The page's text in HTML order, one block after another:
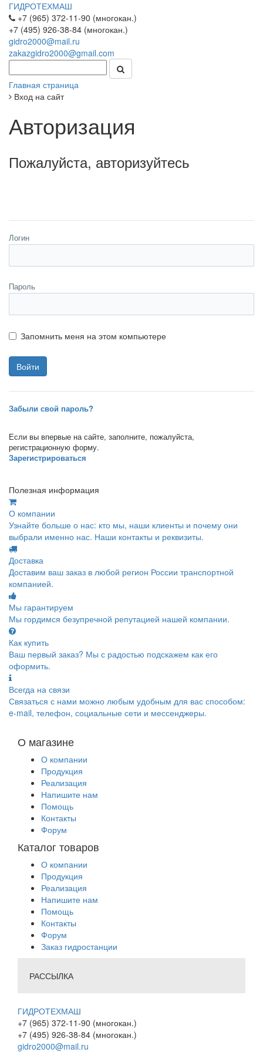
ГИДРОТЕХМАШ
+7 (965) 372-11-90 (многокан.)
+7 (495) 926-38-84 (многокан.)
gidro2000@mail.ru
zakazgidro2000@gmail.com
Главная страница
Вход на сайт
Авторизация
Пожалуйста, авторизуйтесь
Логин
Пароль
Запомнить меня на этом компьютере
Забыли свой пароль?
Если вы впервые на сайте, заполните, пожалуйста,
регистрационную форму.
Зарегистрироваться
Полезная информация
О компании
Узнайте больше о нас: кто мы, наши клиенты и почему они
выбрали именно нас. Наши контакты и реквизиты.
Доставка
Доставим ваш заказ в любой регион России транспортной
компанией.
Мы гарантируем
Мы гордимся безупречной репутацией нашей компании.
Как купить
Ваш первый заказ? Мы с радостью подскажем как его
оформить.
Всегда на связи
Связаться с нами можно любым удобным для вас способом:
e-mail, телефон, социальные сети и мессенджеры.
О магазине
О компании
Продукция
Реализация
Напишите нам
Помощь
Контакты
Форум
Каталог товаров
О компании
Продукция
Реализация
Напишите нам
Помощь
Контакты
Форум
Заказ гидростанции
РАССЫЛКА
ГИДРОТЕХМАШ
+7 (965) 372-11-90 (многокан.)
+7 (495) 926-38-84 (многокан.)
gidro2000@mail.ru